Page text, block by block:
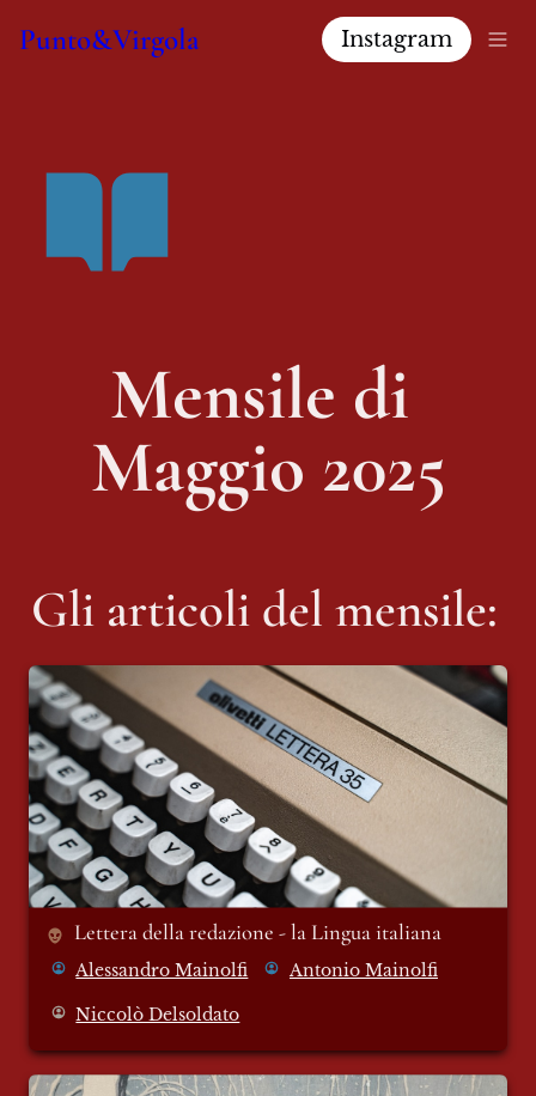
Punto&Virgola Instagram
Mensile di
Maggio 2025
Gli articoli del mensile:
Lettera della redazione - la Lingua italiana
Lettera della redazione - la Lingua italiana
Alessandro Mainolfi Antonio Mainolfi
Niccolò Delsoldato
Il Grifone alato (a mio nonno) - poesia